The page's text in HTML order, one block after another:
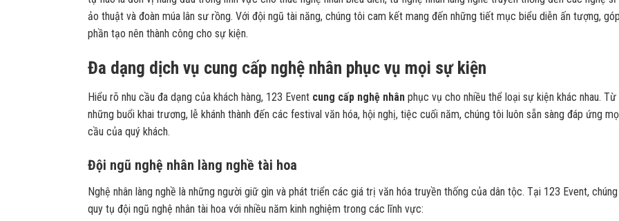
ảo thuật và đoàn múa lân sư rồng. Với đội ngũ tài năng, chúng tôi cam kết mang đến những tiết mục biểu diễn ấn tượng, góp
phần tạo nên thành công cho sự kiện.
Đa dạng dịch vụ cung cấp nghệ nhân phục vụ mọi sự kiện
Hiểu rõ nhu cầu đa dạng của khách hàng, 123 Event cung cấp nghệ nhân phục vụ cho nhiều thể loại sự kiện khác nhau. Từ
những buổi khai trương, lễ khánh thành đến các festival văn hóa, hội nghị, tiệc cuối năm, chúng tôi luôn sẵn sàng đáp ứng
cầu của quý khách.
Đội ngũ nghệ nhân làng nghề tài hoa
Nghệ nhân làng nghề là những người giữ gìn và phát triển các giá trị văn hóa truyền thống của dân tộc. Tại 123 Event,
quy tụ đội ngũ nghệ nhân tài hoa với nhiều năm kinh nghiệm trong các lĩnh vực: